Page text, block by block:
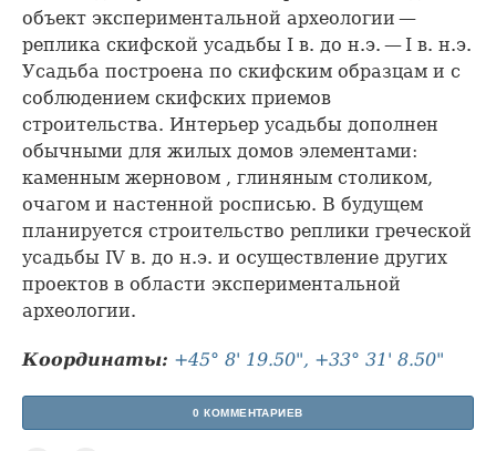
объект экспериментальной археологии —
реплика скифской усадьбы I в. до н.э. — I в. н.э.
Усадьба построена по скифским образцам и с
соблюдением скифских приемов
строительства. Интерьер усадьбы дополнен
обычными для жилых домов элементами:
каменным жерновом , глиняным столиком,
очагом и настенной росписью. В будущем
планируется строительство реплики греческой
усадьбы IV в. до н.э. и осуществление других
проектов в области экспериментальной
археологии.
Координаты: +45° 8' 19.50", +33° 31' 8.50"
0 КОММЕНТАРИЕВ